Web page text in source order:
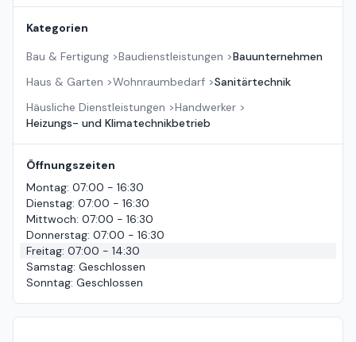
Kategorien
Bau & Fertigung >Baudienstleistungen >Bauunternehmen
Haus & Garten >Wohnraumbedarf >Sanitärtechnik
Häusliche Dienstleistungen >Handwerker >
Heizungs- und Klimatechnikbetrieb
Öffnungszeiten
Montag: 07:00 - 16:30
Dienstag: 07:00 - 16:30
Mittwoch: 07:00 - 16:30
Donnerstag: 07:00 - 16:30
Freitag: 07:00 - 14:30
Samstag: Geschlossen
Sonntag: Geschlossen